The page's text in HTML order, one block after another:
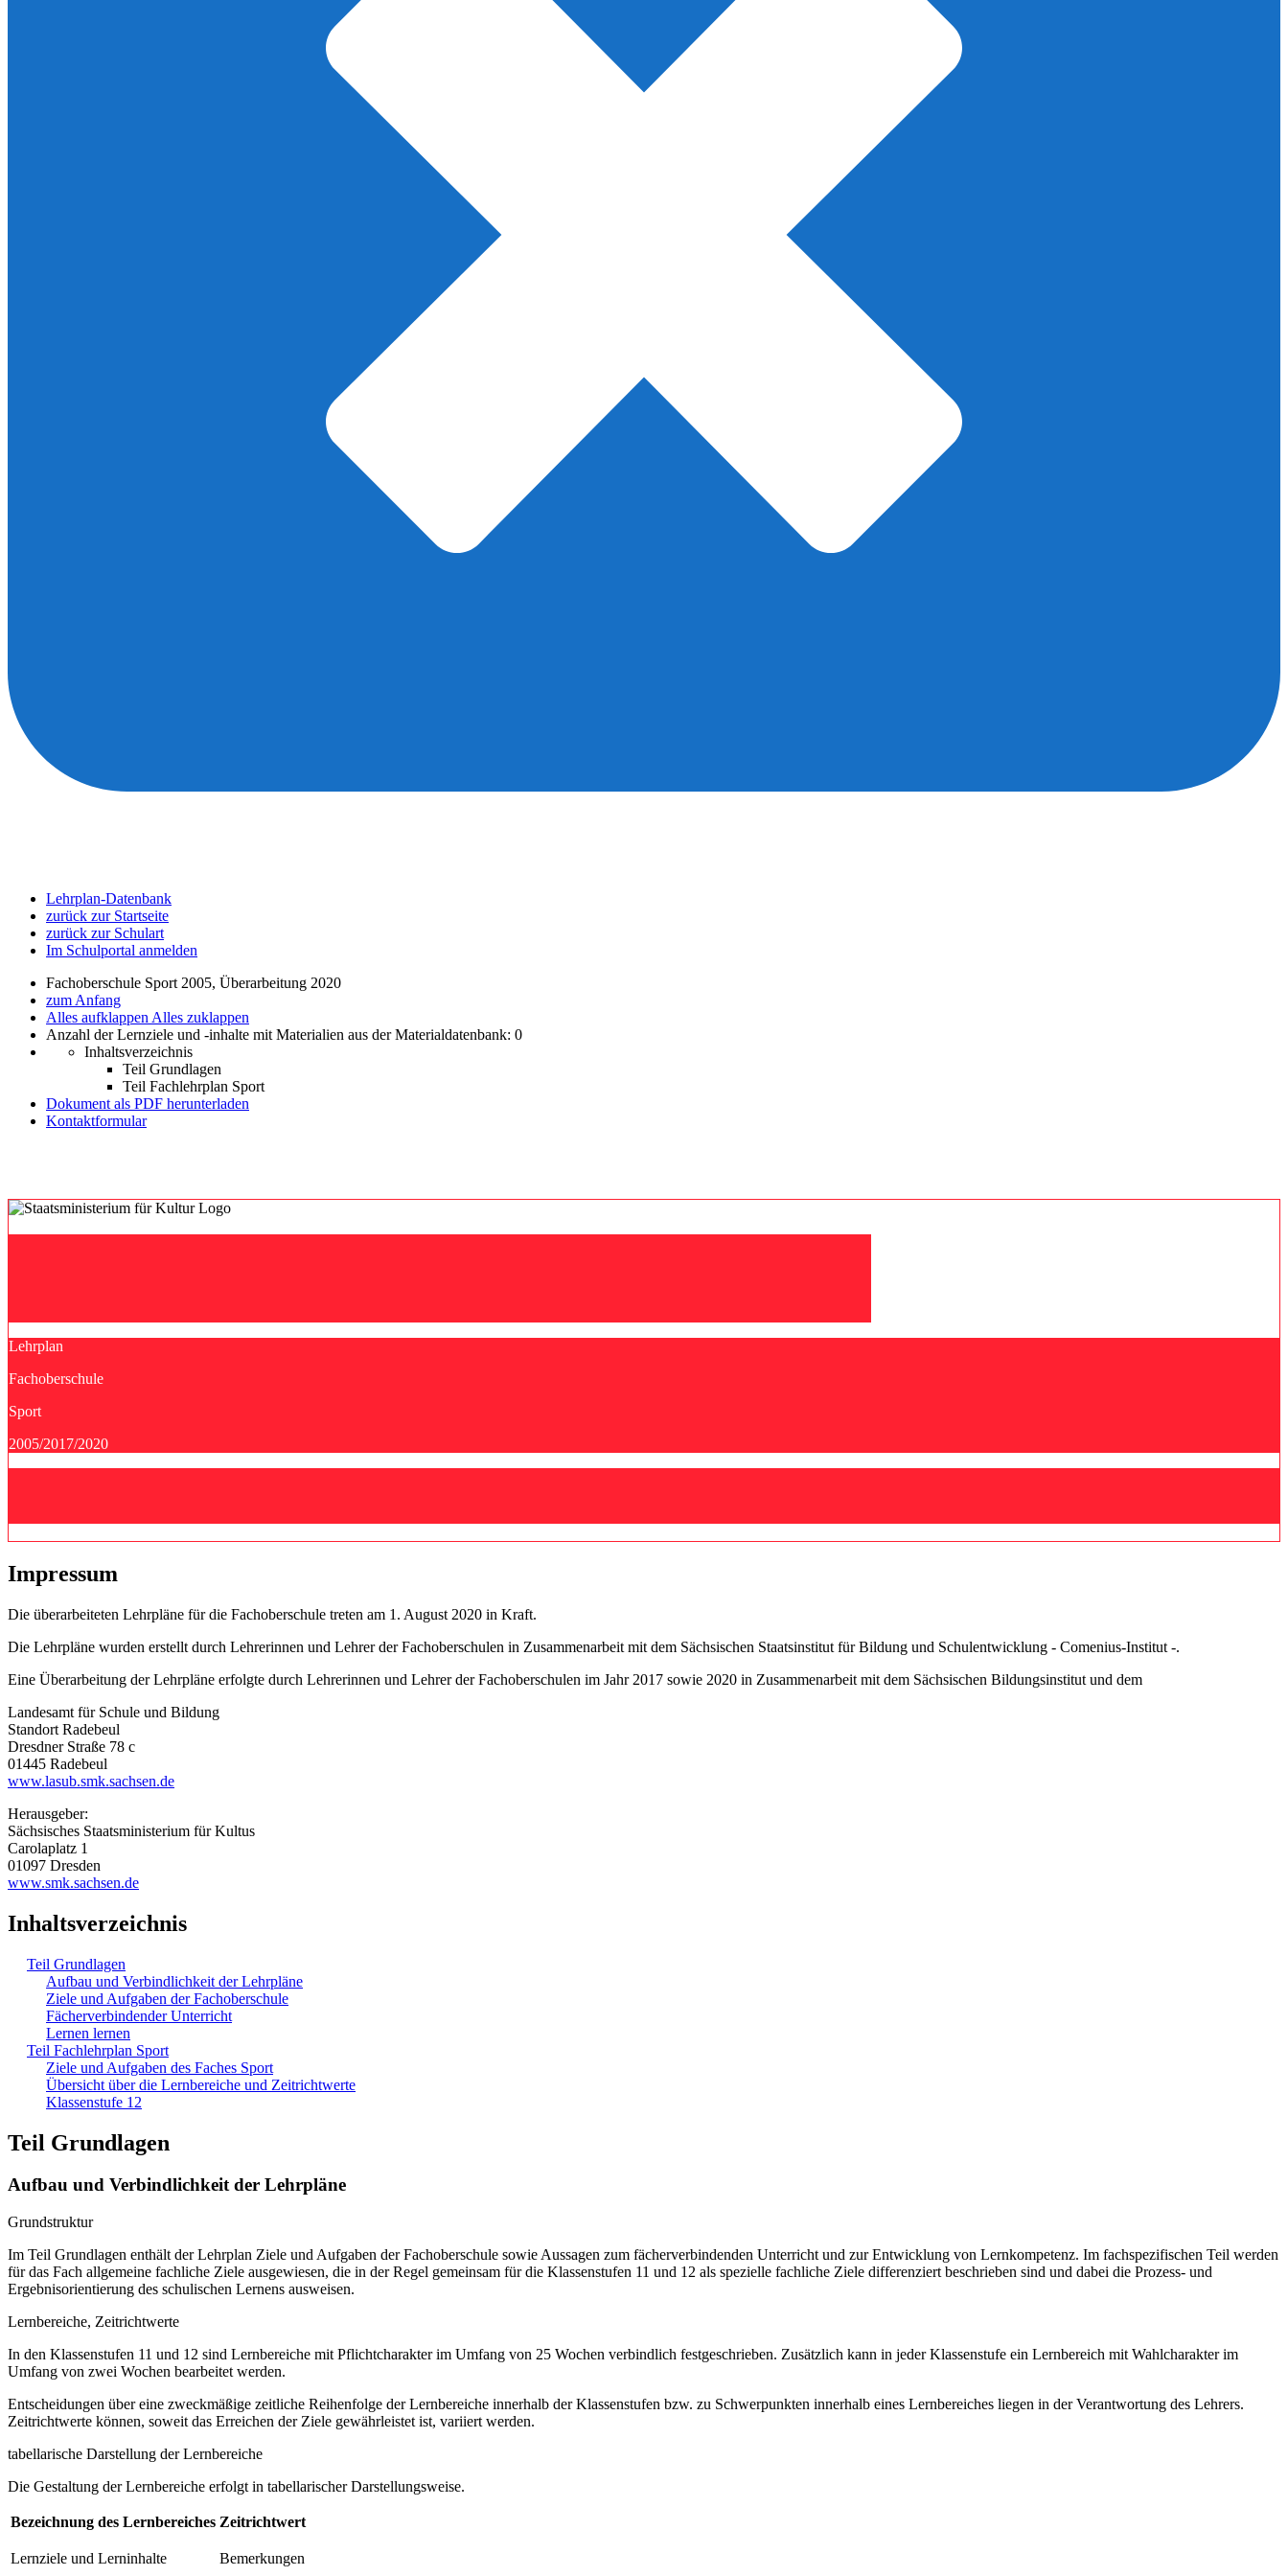
Lehrplan-Datenbank
zurück zur Startseite
zurück zur Schulart
Im Schulportal anmelden
Fachoberschule Sport 2005, Überarbeitung 2020
zum Anfang
Alles aufklappen Alles zuklappen
Anzahl der Lernziele und -inhalte mit Materialien aus der Materialdatenbank: 0
Inhaltsverzeichnis
Teil Grundlagen
Teil Fachlehrplan Sport
Dokument als PDF herunterladen
Kontaktformular
Lehrplan
Fachoberschule
Sport
2005/2017/2020
Impressum
Die überarbeiteten Lehrpläne für die Fachoberschule treten am 1. August 2020 in Kraft.
Die Lehrpläne wurden erstellt durch Lehrerinnen und Lehrer der Fachoberschulen in Zusammenarbeit mit dem Sächsischen Staatsinstitut für Bildung und Schulentwicklung - Comenius-Institut -.
Eine Überarbeitung der Lehrpläne erfolgte durch Lehrerinnen und Lehrer der Fachoberschulen im Jahr 2017 sowie 2020 in Zusammenarbeit mit dem Sächsischen Bildungsinstitut und dem
Landesamt für Schule und Bildung
Standort Radebeul
Dresdner Straße 78 c
01445 Radebeul
www.lasub.smk.sachsen.de
Herausgeber:
Sächsisches Staatsministerium für Kultus
Carolaplatz 1
01097 Dresden
www.smk.sachsen.de
Inhaltsverzeichnis
Teil Grundlagen
Aufbau und Verbindlichkeit der Lehrpläne
Ziele und Aufgaben der Fachoberschule
Fächerverbindender Unterricht
Lernen lernen
Teil Fachlehrplan Sport
Ziele und Aufgaben des Faches Sport
Übersicht über die Lernbereiche und Zeitrichtwerte
Klassenstufe 12
Teil Grundlagen
Aufbau und Verbindlichkeit der Lehrpläne
Grundstruktur
Im Teil Grundlagen enthält der Lehrplan Ziele und Aufgaben der Fachoberschule sowie Aussagen zum fächerverbindenden Unterricht und zur Entwicklung von Lernkompetenz. Im fachspezifischen Teil werden
für das Fach allgemeine fachliche Ziele ausgewiesen, die in der Regel gemeinsam für die Klassenstufen 11 und 12 als spezielle fachliche Ziele differenziert beschrieben sind und dabei die Prozess- und
Ergebnisorientierung des schulischen Lernens ausweisen.
Lernbereiche, Zeitrichtwerte
In den Klassenstufen 11 und 12 sind Lernbereiche mit Pflichtcharakter im Umfang von 25 Wochen verbindlich festgeschrieben. Zusätzlich kann in jeder Klassenstufe ein Lernbereich mit Wahlcharakter im
Umfang von zwei Wochen bearbeitet werden.
Entscheidungen über eine zweckmäßige zeitliche Reihenfolge der Lernbereiche innerhalb der Klassenstufen bzw. zu Schwerpunkten innerhalb eines Lernbereiches liegen in der Verantwortung des Lehrers.
Zeitrichtwerte können, soweit das Erreichen der Ziele gewährleistet ist, variiert werden.
tabellarische Darstellung der Lernbereiche
Die Gestaltung der Lernbereiche erfolgt in tabellarischer Darstellungsweise.
Bezeichnung des Lernbereiches Zeitrichtwert
Lernziele und Lerninhalte Bemerkungen